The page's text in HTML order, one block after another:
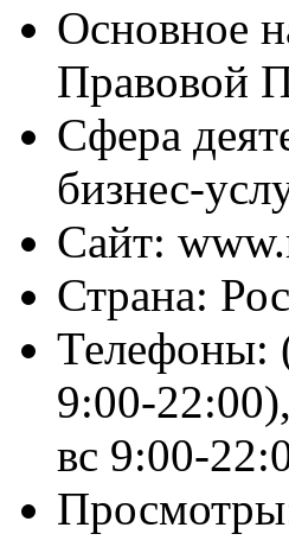
Основное
Правовой
Сфера
бизнес-
Сайт:
Страна:
Телефоны:
9:00-
вс 9:00-